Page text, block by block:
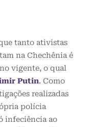
tanto ativistas
na Chechênia é
vigente, o qual
Putin. Como
realizadas
polícia
infeciência ao